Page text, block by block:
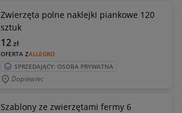
Zwierzęta polne naklejki piankowe 120
sztuk
OFERTA ZALLEGRO
12zł
SPRZEDAJĄCY: OSOBA PRYWATNA
Dopiewiec
Szablony ze zwierzętami fermy 6